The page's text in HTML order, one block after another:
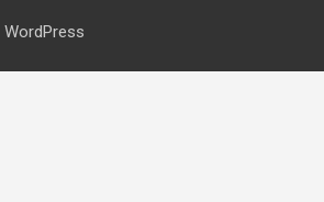
WordPress